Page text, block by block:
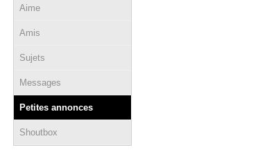
Aime
Amis
Sujets
Messages
Petites annonces
Shoutbox